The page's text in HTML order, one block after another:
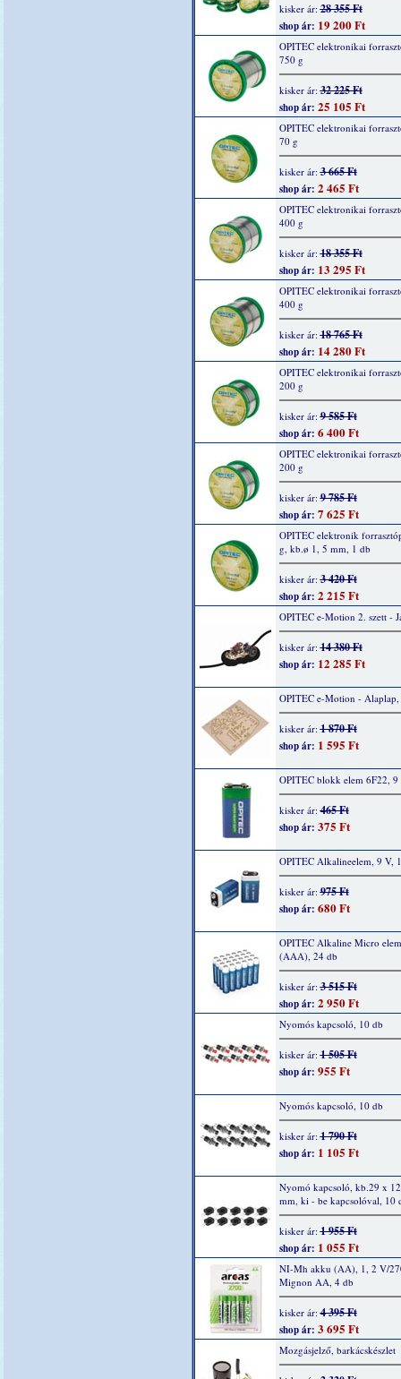
kisker ár:28 355 Ft
shop ár: 19 200 Ft
OPITEC elektronikai
750 g
kisker ár:32 225 Ft
shop ár: 25 105 Ft
OPITEC elektronikai
70 g
kisker ár:3 665 Ft
shop ár: 2 465 Ft
OPITEC elektronikai
400 g
kisker ár:18 355 Ft
shop ár: 13 295 Ft
OPITEC elektronikai
400 g
kisker ár:18 765 Ft
shop ár: 14 280 Ft
OPITEC elektronikai
200 g
kisker ár:9 585 Ft
shop ár: 6 400 Ft
OPITEC elektronikai
200 g
kisker ár:9 785 Ft
shop ár: 7 625 Ft
OPITEC elektronik
g, kb.ø 1, 5 mm, 1 db
kisker ár:3 420 Ft
shop ár: 2 215 Ft
OPITEC e-Motion 2. szett -
kisker ár:14 380 Ft
shop ár: 12 285 Ft
OPITEC e-Motion - Alaplap,
kisker ár:1 870 Ft
shop ár: 1 595 Ft
OPITEC blokk elem 6F22, 9
kisker ár:465 Ft
shop ár: 375 Ft
OPITEC Alkalineelem, 9 V,
kisker ár:975 Ft
shop ár: 680 Ft
OPITEC Alkaline Micro
(AAA), 24 db
kisker ár:3 515 Ft
shop ár: 2 950 Ft
Nyomós kapcsoló, 10 db
kisker ár:1 505 Ft
shop ár: 955 Ft
Nyomós kapcsoló, 10 db
kisker ár:1 790 Ft
shop ár: 1 105 Ft
Nyomó kapcsoló, kb.29 x
mm, ki - be kapcsolóval, 10
kisker ár:1 955 Ft
shop ár: 1 055 Ft
NI-Mh akku (AA), 1, 2 V/
Mignon AA, 4 db
kisker ár:4 395 Ft
shop ár: 3 695 Ft
Mozgásjelző, barkácskészlet